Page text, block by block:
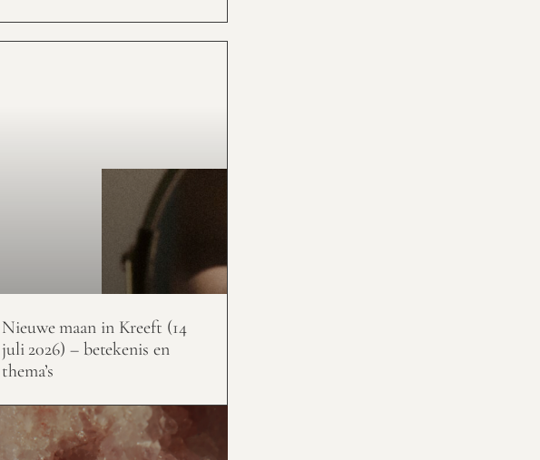
Nieuwe maan in Kreeft (14
juli 2026) – betekenis en
thema’s